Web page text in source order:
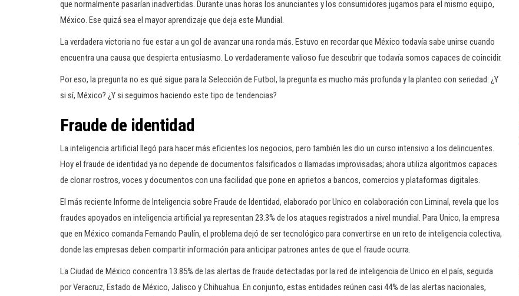
que normalmente pasarían inadvertidas. Durante unas horas los anunciantes y los consumidores jugamos para el mismo equipo,
México. Ese quizá sea el mayor aprendizaje que deja este Mundial.
La verdadera victoria no fue estar a un gol de avanzar una ronda más. Estuvo en recordar que México todavía sabe unirse cuando
encuentra una causa que despierta entusiasmo. Lo verdaderamente valioso fue descubrir que todavía somos capaces de coincidir.
Por eso, la pregunta no es qué sigue para la Selección de Futbol, la pregunta es mucho más profunda y la planteo con seriedad: ¿Y
si sí, México? ¿Y si seguimos haciendo este tipo de tendencias?
Fraude de identidad
La inteligencia artificial llegó para hacer más eficientes los negocios, pero también les dio un curso intensivo a los delincuentes.
Hoy el fraude de identidad ya no depende de documentos falsificados o llamadas improvisadas; ahora utiliza algoritmos capaces
de clonar rostros, voces y documentos con una facilidad que pone en aprietos a bancos, comercios y plataformas digitales.
El más reciente Informe de Inteligencia sobre Fraude de Identidad, elaborado por Unico en colaboración con Liminal, revela que los
fraudes apoyados en inteligencia artificial ya representan 23.3% de los ataques registrados a nivel mundial. Para Unico, la empresa
que en México comanda Fernando Paulín, el problema dejó de ser tecnológico para convertirse en un reto de inteligencia colectiva,
donde las empresas deben compartir información para anticipar patrones antes de que el fraude ocurra.
La Ciudad de México concentra 13.85% de las alertas de fraude detectadas por la red de inteligencia de Unico en el país, seguida
por Veracruz, Estado de México, Jalisco y Chihuahua. En conjunto, estas entidades reúnen casi 44% de las alertas nacionales,